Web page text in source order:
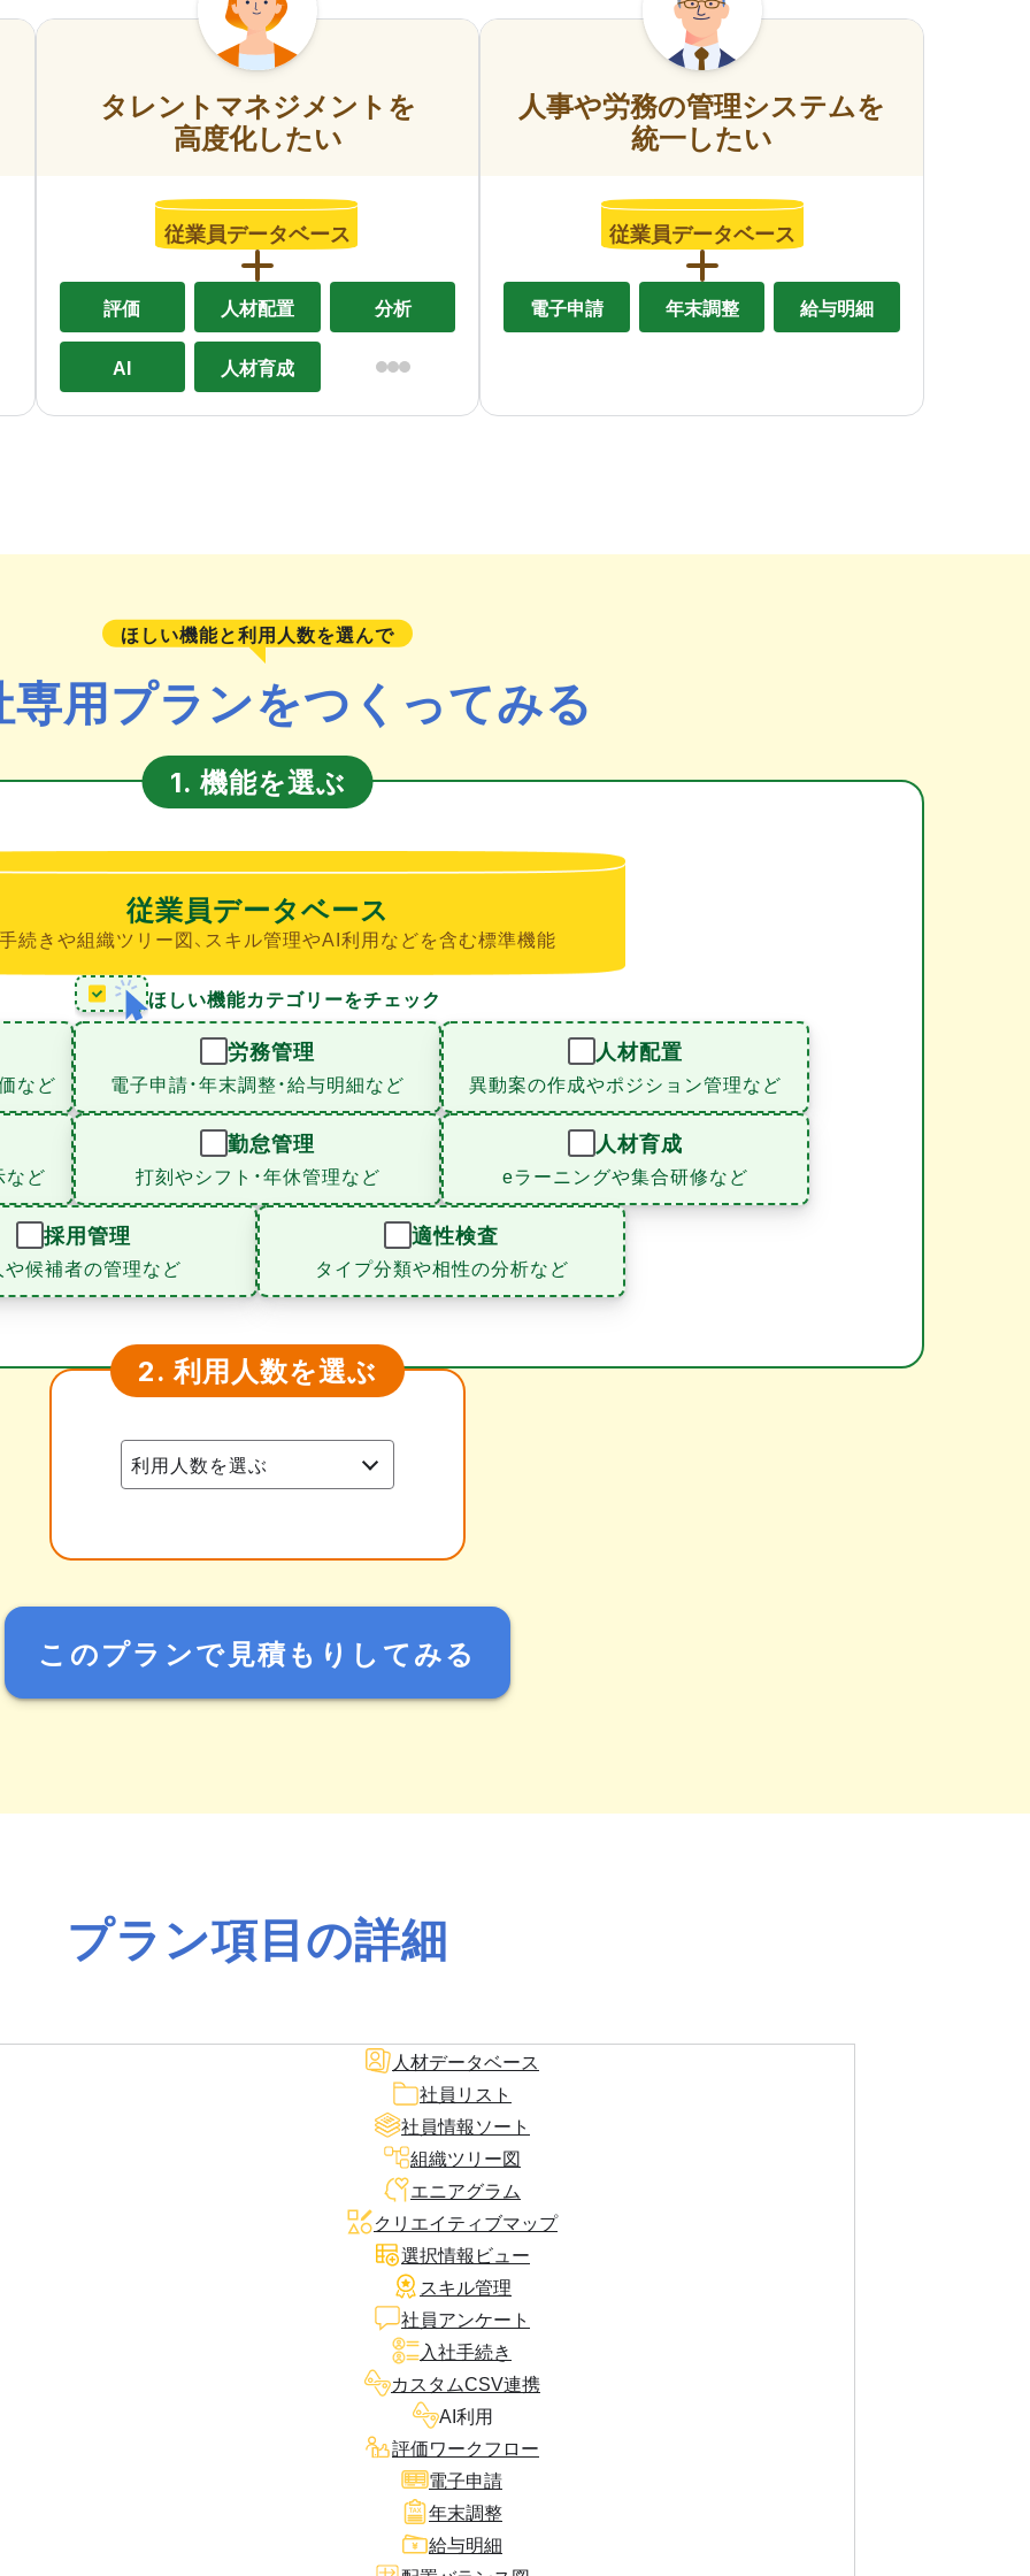
タレントマネジメントを
高度化したい
従業員データベース
評価 人材配置 分析
AI 人材育成
人事や労務の管理システムを
統一したい
従業員データベース
電子申請 年末調整 給与明細
ほしい機能と利用人数を選んで
専用プランをつくってみる
1. 機能を選ぶ
従業員データベース
続きや組織ツリー図、スキル管理やAI利用などを含む標準機能
ほしい機能カテゴリーをチェック
など
労務管理
電子申請・年末調整・給与明細など
人材配置
異動案の作成やポジション管理など
など
勤怠管理
打刻やシフト・年休管理など
人材育成
eラーニングや集合研修など
採用管理
候補者の管理など
適性検査
タイプ分類や相性の分析など
2. 利用人数を選ぶ
このプランで見積もりしてみる
プラン項目の詳細
人材データベース
社員リスト
社員情報ソート
組織ツリー図
エニアグラム
クリエイティブマップ
選択情報ビュー
スキル管理
社員アンケート
入社手続き
カスタムCSV連携
AI利用
評価ワークフロー
電子申請
年末調整
給与明細